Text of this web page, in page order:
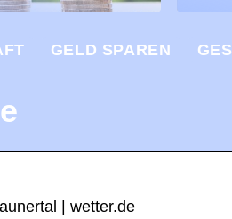
GELD SPAREN
| wetter.de